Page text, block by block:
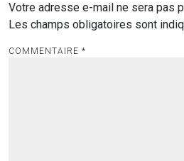
Votre adresse e-mail ne sera pas
Les champs obligatoires sont
COMMENTAIRE *